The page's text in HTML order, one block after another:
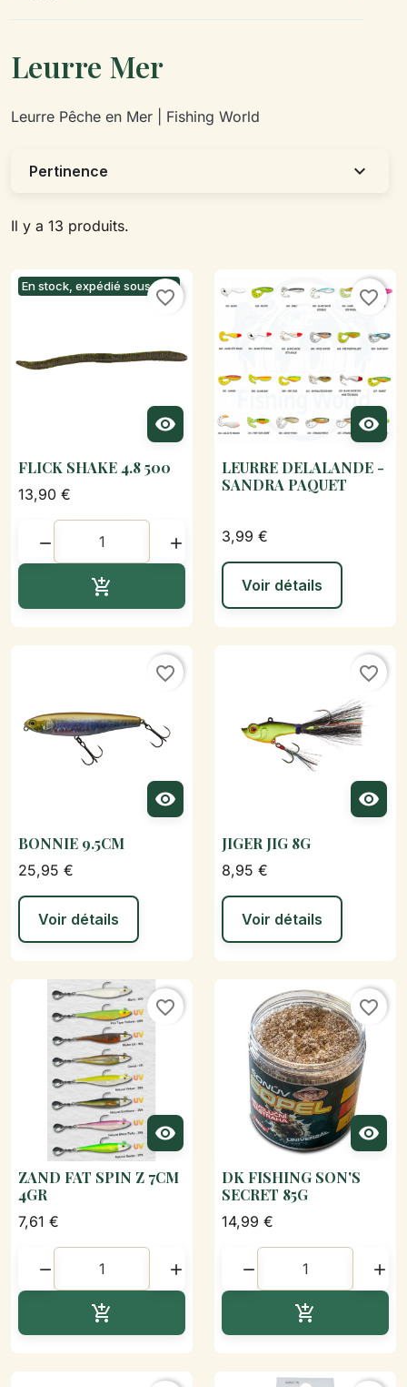
Leurre Mer
Leurre Pêche en Mer | Fishing World
Il y a 13 produits.
Pertinence expand_more
En stock, expédié sous 24h

favorite_border
FLICK SHAKE 4.8 500
13,90 €
 


favorite_border
LEURRE DELALANDE -
SANDRA PAQUET
3,99 €
Voir détails

favorite_border
BONNIE 9.5CM
25,95 €
Voir détails

favorite_border
JIGER JIG 8G
8,95 €
Voir détails

favorite_border
ZAND FAT SPIN Z 7CM
4GR
7,61 €
 


favorite_border
DK FISHING SON'S
SECRET 85G
14,99 €
 
